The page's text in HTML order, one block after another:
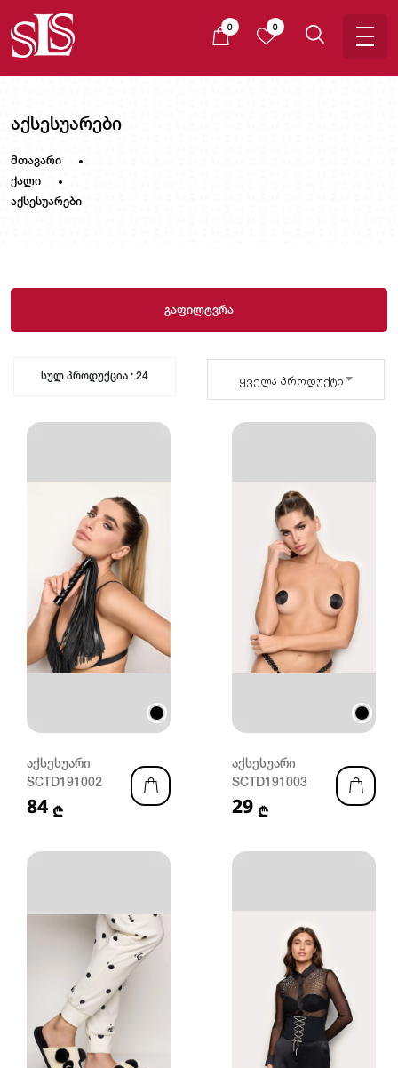
0 0
აქსესუარები
მთავარი
ქალი
აქსესუარები
გაფილტვრა
სულ პროდუქცია : 24 ყველა პროდუქტი
აქსესუარი
SCTD191002
84 ₾
აქსესუარი
SCTD191003
29 ₾